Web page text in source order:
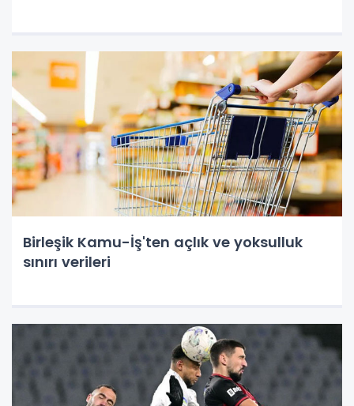
Birleşik Kamu-İş'ten açlık ve yoksulluk
sınırı verileri